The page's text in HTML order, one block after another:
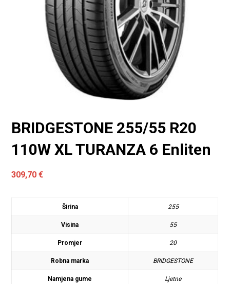
BRIDGESTONE 255/55 R20
110W XL TURANZA 6 Enliten
309,70€
Širina 255
Visina 55
Promjer 20
Robna marka BRIDGESTONE
Namjena gume Ljetne